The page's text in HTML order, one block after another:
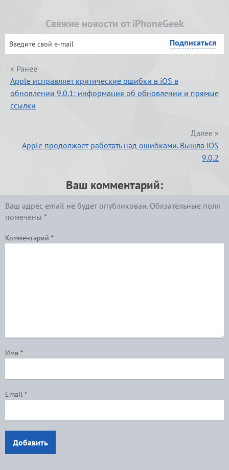
Свежие новости от iPhoneGeek
« Ранее
Apple исправляет критические ошибки в iOS в
обновлении 9.0.1: информация об обновлении и прямые
ссылки
Далее »
Apple продолжает работать над ошибками. Вышла iOS
9.0.2
Ваш комментарий:
Ваш адрес email не будет опубликован. Обязательные поля
помечены *
Комментарий *
Имя *
Email *
Добавить